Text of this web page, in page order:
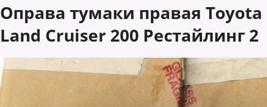
Оправа тумаки правая Toyota
Land Cruiser 200 Рестайлинг 2